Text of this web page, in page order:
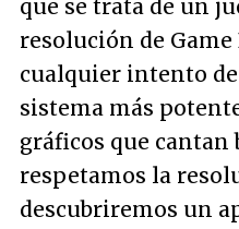
que se trata de un
resolución de Game
cualquier intento
sistema más
gráficos que cantan
respetamos la
descubriremos un